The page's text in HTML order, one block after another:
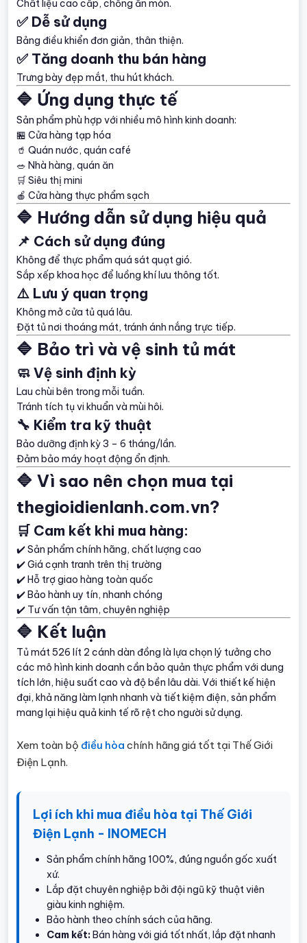
Chất liệu cao cấp, chống ăn mòn.
✅ Dễ sử dụng
Bảng điều khiển đơn giản, thân thiện.
✅ Tăng doanh thu bán hàng
Trưng bày đẹp mắt, thu hút khách.
🔷 Ứng dụng thực tế
Sản phẩm phù hợp với nhiều mô hình kinh doanh:
🏪 Cửa hàng tạp hóa
🥤 Quán nước, quán café
🥗 Nhà hàng, quán ăn
🛒 Siêu thị mini
🍎 Cửa hàng thực phẩm sạch
🔷 Hướng dẫn sử dụng hiệu quả
📌 Cách sử dụng đúng
Không để thực phẩm quá sát quạt gió.
Sắp xếp khoa học để luồng khí lưu thông tốt.
⚠️ Lưu ý quan trọng
Không mở cửa tủ quá lâu.
Đặt tủ nơi thoáng mát, tránh ánh nắng trực tiếp.
🔷 Bảo trì và vệ sinh tủ mát
🧼 Vệ sinh định kỳ
Lau chùi bên trong mỗi tuần.
Tránh tích tụ vi khuẩn và mùi hôi.
🔧 Kiểm tra kỹ thuật
Bảo dưỡng định kỳ 3 – 6 tháng/lần.
Đảm bảo máy hoạt động ổn định.
🔷 Vì sao nên chọn mua tại
thegioidienlanh.com.vn?
🛒 Cam kết khi mua hàng:
✔️ Sản phẩm chính hãng, chất lượng cao
✔️ Giá cạnh tranh trên thị trường
✔️ Hỗ trợ giao hàng toàn quốc
✔️ Bảo hành uy tín, nhanh chóng
✔️ Tư vấn tận tâm, chuyên nghiệp
🔷 Kết luận
Tủ mát 526 lít 2 cánh dàn đồng là lựa chọn lý tưởng cho
các mô hình kinh doanh cần bảo quản thực phẩm với dung
tích lớn, hiệu suất cao và độ bền lâu dài. Với thiết kế hiện
đại, khả năng làm lạnh nhanh và tiết kiệm điện, sản phẩm
mang lại hiệu quả kinh tế rõ rệt cho người sử dụng.
Xem toàn bộ điều hòa chính hãng giá tốt tại Thế Giới
Điện Lạnh.
Lợi ích khi mua điều hòa tại Thế Giới
Điện Lạnh - INOMECH
Sản phẩm chính hãng 100%, đúng nguồn gốc xuất
xứ.
Lắp đặt chuyên nghiệp bởi đội ngũ kỹ thuật viên
giàu kinh nghiệm.
Bảo hành theo chính sách của hãng.
Cam kết:Bán hàng với giá tốt nhất, lắp đặt nhanh